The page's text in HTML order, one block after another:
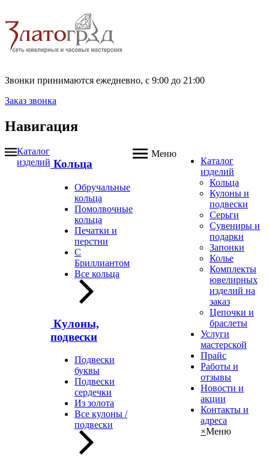
Звонки принимаются ежедневно, с 9:00 до 21:00
Заказ звонка
Навигация
Каталог
изделий Кольца
Обручальные
кольца
Помолвочные
кольца
Печатки и
перстни
С
Бриллиантом
Все кольца
Кулоны,
подвески
Подвески
буквы
Подвески
сердечки
Из золота
Все кулоны /
подвески
Меню
Каталог
изделий
Кольца
Кулоны и
подвески
Серьги
Сувениры и
подарки
Запонки
Колье
Комплекты
ювелирных
изделий на
заказ
Цепочки и
браслеты
Услуги
мастерской
Прайс
Работы и
отзывы
Новости и
акции
Контакты и
адреса
×Меню